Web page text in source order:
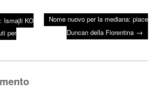
Ismajli KO
per
Nome nuovo per la mediana: piace
Duncan della Fiorentina →